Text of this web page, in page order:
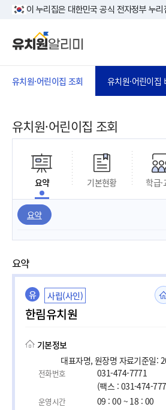
본문 바로가기
이 누리집은 대한민국 공식 전자정부 누리
유치원·어린이집 조회 유치원·어린이집
유치원·어린이집 조회
요약 기본현황 학급·
요약
요약
유 사립(사인)
한림유치원
기본정보
대표자명, 원장명 자료기준일:
전화번호
031-474-7771
(팩스 : 031-474-
운영시간 09 : 00 ~ 18 : 00